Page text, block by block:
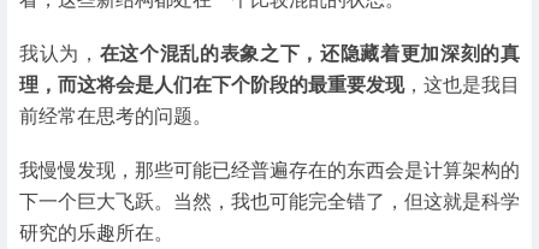
我认为， 在这个混乱的表象之下，还隐藏着更加深刻的真
理，而这将会是人们在下个阶段的最重要发现，这也是我目
前经常在思考的问题。
我慢慢发现，那些可能已经普遍存在的东西会是计算架构的
下一个巨大飞跃。当然，我也可能完全错了，但这就是科学
研究的乐趣所在。